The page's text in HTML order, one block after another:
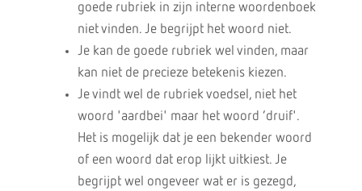
goede rubriek in zijn interne woordenboek
niet vinden. Je begrijpt het woord niet.
Je kan de goede rubriek wel vinden, maar
kan niet de precieze betekenis kiezen.
Je vindt wel de rubriek voedsel, niet het
woord 'aardbei' maar het woord ‘druif'.
Het is mogelijk dat je een bekender woord
of een woord dat erop lijkt uitkiest. Je
begrijpt wel ongeveer wat er is gezegd,